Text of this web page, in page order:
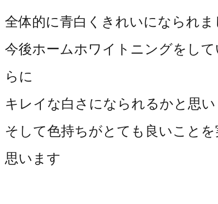
全体的に青白くきれいになられま
今後ホームホワイトニングをし
らに
キレイな白さになられるかと思
そして色持ちがとても良いこと
思います